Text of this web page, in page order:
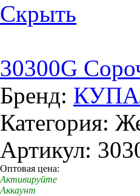
Скрыть
30300G
Бренд:
Категория:
Артикул:
Оптовая цена:
Активируйте
Аккаунт